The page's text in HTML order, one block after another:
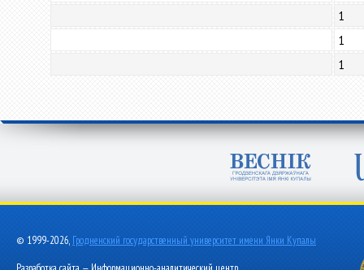
1
1
1
© 1999-2026, Гродненский государственный университет имени Янки Купалы